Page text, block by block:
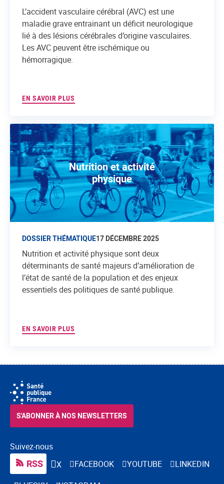
L’accident vasculaire cérébral (AVC) est une
maladie grave entrainant un déficit neurologique
lié à des lésions cérébrales d’origine vasculaires.
Les AVC peuvent être ischémique ou
hémorragique.
EN SAVOIR PLUS
Nutrition et activité
physique
DOSSIER THÉMATIQUE17 DÉCEMBRE 2025
Nutrition et activité physique sont deux
déterminants de santé majeurs d’amélioration de
l’état de santé de la population et des enjeux
essentiels des politiques de santé publique.
EN SAVOIR PLUS
Suivez-nous
RSS X FACEBOOK YOUTUBE
LINKEDIN
S'ABONNER À NOS NEWSLETTERS